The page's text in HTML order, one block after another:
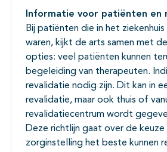
Informatie voor patiënten en
Bij patiënten die in het
waren, kijkt de arts samen met
opties: veel patiënten kunnen
begeleiding van therapeuten.
revalidatie nodig zijn. Dit kan in
revalidatie, maar ook thuis of
revalidatiecentrum wordt
Deze richtlijn gaat over de
zorginstelling het beste kunnen